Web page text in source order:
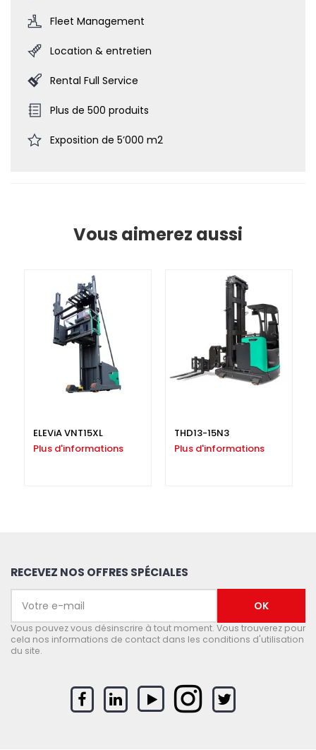
Vous aimerez aussi
ELEViA VNT15XL
Plus d'informations
THD13-15N3
Plus d'informations
Fleet Management
Location & entretien
Rental Full Service
Plus de 500 produits
Exposition de 5’000 m2
RECEVEZ NOS OFFRES SPÉCIALES
Vous pouvez vous désinscrire à tout moment. Vous trouverez pour
cela nos informations de contact dans les conditions d'utilisation
du site.